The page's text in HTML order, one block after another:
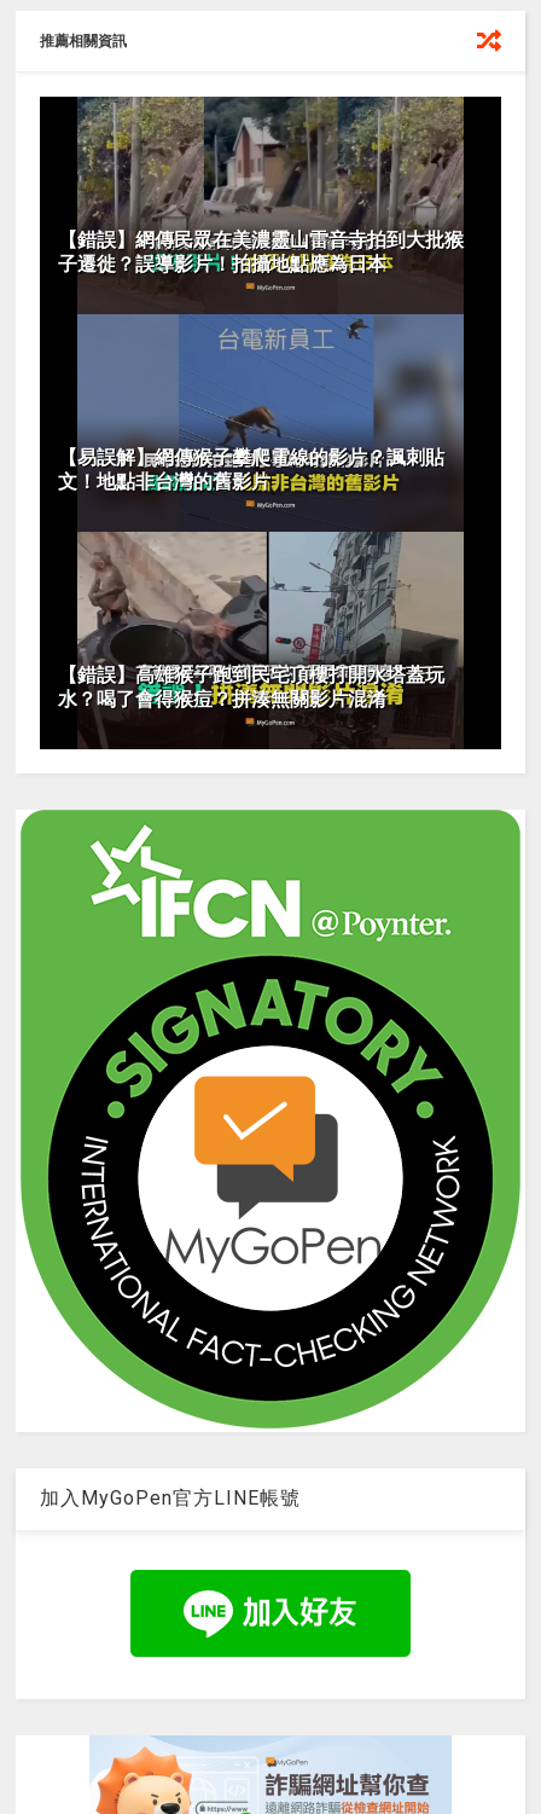
推薦相關資訊
【錯誤】網傳民眾在美濃靈山雷音寺拍到大批猴
子遷徙？誤導影片！拍攝地點應為日本
【易誤解】網傳猴子攀爬電線的影片？諷刺貼
文！地點非台灣的舊影片
【錯誤】高雄猴子跑到民宅頂樓打開水塔蓋玩
水？喝了會得猴痘？拼湊無關影片混淆
加入MyGoPen官方LINE帳號